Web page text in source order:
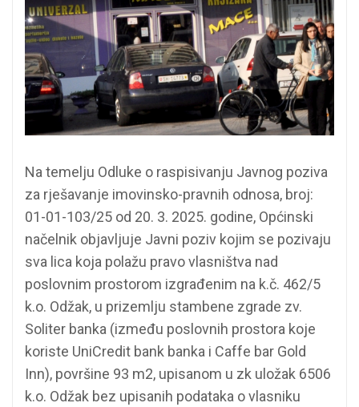
Na temelju Odluke o raspisivanju Javnog poziva
za rješavanje imovinsko-pravnih odnosa, broj:
01-01-103/25 od 20. 3. 2025. godine, Općinski
načelnik objavljuje Javni poziv kojim se pozivaju
sva lica koja polažu pravo vlasništva nad
poslovnim prostorom izgrađenim na k.č. 462/5
k.o. Odžak, u prizemlju stambene zgrade zv.
Soliter banka (između poslovnih prostora koje
koriste UniCredit bank banka i Caffe bar Gold
Inn), površine 93 m2, upisanom u zk uložak 6506
k.o. Odžak bez upisanih podataka o vlasniku